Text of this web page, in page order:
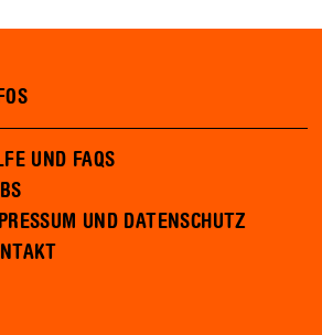
UND FAQS
UND DATENSCHUTZ